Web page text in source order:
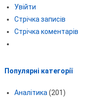
Увійти
Стрічка записів
Стрічка коментарів
Популярні категорії
Аналітика (201)